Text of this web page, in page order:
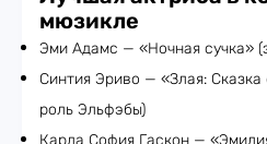
мюзикле
Эми Адамс — «Ночная сучка»
Синтия Эриво — «Злая:
роль Эльфэбы)
Карла София Гаскон —